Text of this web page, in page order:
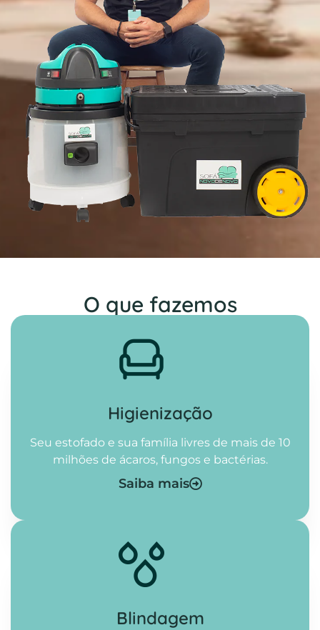
O que fazemos
Higienização​
Seu estofado e sua família livres de mais de 10
milhões de ácaros, fungos e bactérias.
Saiba mais
Blindagem